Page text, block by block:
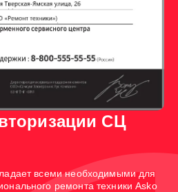
СЦ
всеми необходимыми для
ремонта техники Asko